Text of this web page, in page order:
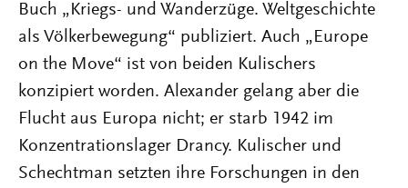
Buch „Kriegs- und Wanderzüge. Weltgeschichte
als Völkerbewegung“ publiziert. Auch „Europe
on the Move“ ist von beiden Kulischers
konzipiert worden. Alexander gelang aber die
Flucht aus Europa nicht; er starb 1942 im
Konzentrationslager Drancy. Kulischer und
Schechtman setzten ihre Forschungen in den